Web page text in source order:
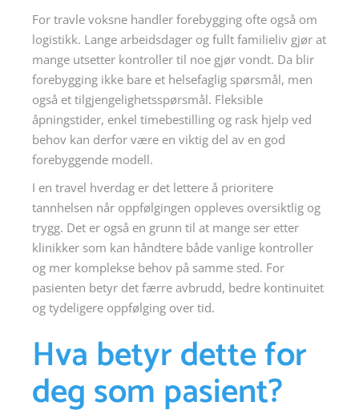
For travle voksne handler forebygging ofte også om
logistikk. Lange arbeidsdager og fullt familieliv gjør at
mange utsetter kontroller til noe gjør vondt. Da blir
forebygging ikke bare et helsefaglig spørsmål, men
også et tilgjengelighetsspørsmål. Fleksible
åpningstider, enkel timebestilling og rask hjelp ved
behov kan derfor være en viktig del av en god
forebyggende modell.
I en travel hverdag er det lettere å prioritere
tannhelsen når oppfølgingen oppleves oversiktlig og
trygg. Det er også en grunn til at mange ser etter
klinikker som kan håndtere både vanlige kontroller
og mer komplekse behov på samme sted. For
pasienten betyr det færre avbrudd, bedre kontinuitet
og tydeligere oppfølging over tid.
Hva betyr dette for
deg som pasient?